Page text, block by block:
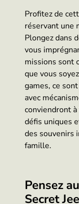
Profitez de
réservant une
Plongez dans
vous
missions sont
que vous
games, ce
avec
conviendront
défis uniques
des souvenirs
famille.
Pensez
Secret